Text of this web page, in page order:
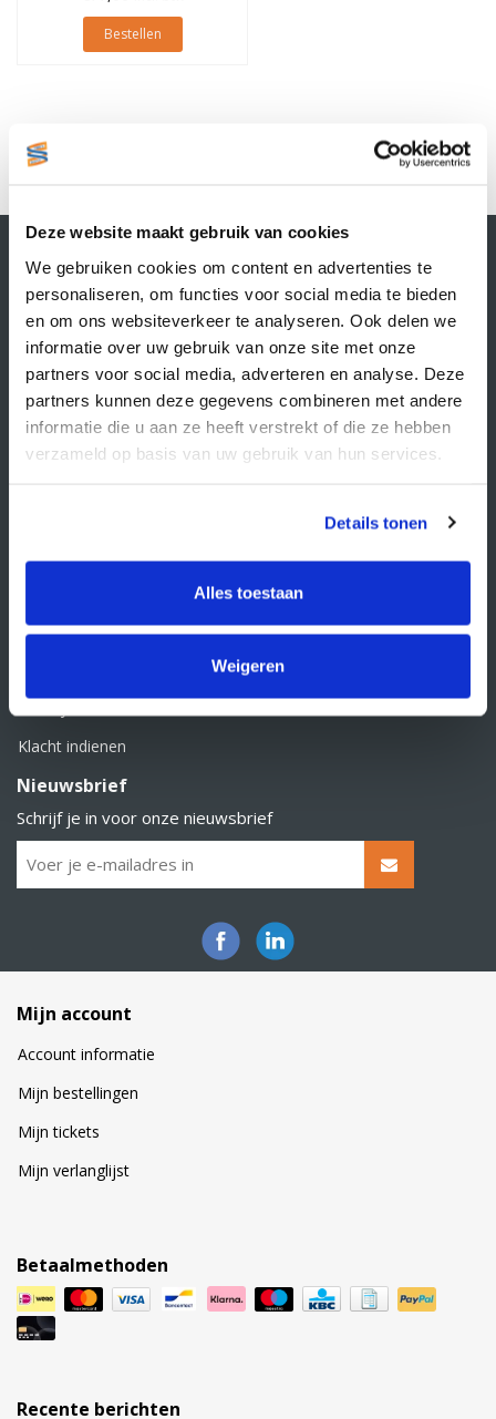
Deze website maakt gebruik van cookies
We gebruiken cookies om content en advertenties te
personaliseren, om functies voor social media te bieden
en om ons websiteverkeer te analyseren. Ook delen we
informatie over uw gebruik van onze site met onze
partners voor social media, adverteren en analyse. Deze
partners kunnen deze gegevens combineren met andere
informatie die u aan ze heeft verstrekt of die ze hebben
verzameld op basis van uw gebruik van hun services.
Details tonen
Alles toestaan
Weigeren
Bestellen
1
Contactgegevens
Supply Service B.V.
Nijverheidsstraat 25-K
3861 RJ Nijkerk
info@supplyservice.nl
+31 33 468 13 42
KvK nummer: 66384737
Retourbeleid
Klacht indienen
Nieuwsbrief
Schrijf je in voor onze nieuwsbrief
Mijn account
Account informatie
Mijn bestellingen
Mijn tickets
Mijn verlanglijst
Betaalmethoden
Recente berichten